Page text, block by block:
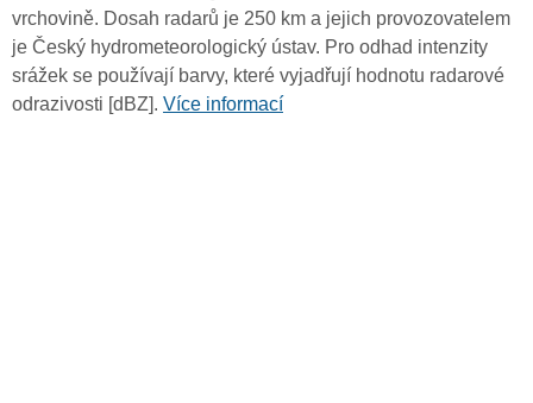
vrchovině. Dosah radarů je 250 km a jejich provozovatelem
je Český hydrometeorologický ústav. Pro odhad intenzity
srážek se používají barvy, které vyjadřují hodnotu radarové
odrazivosti [dBZ]. Více informací